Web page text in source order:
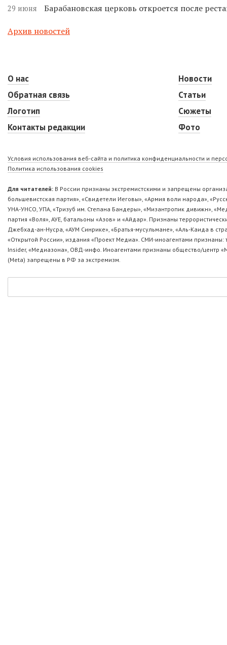
29 июня Барабановская церковь откроется после
Архив новостей
О нас
Обратная связь
Логотип
Контакты редакции
Новости
Статьи
Сюжеты
Фото
Условия использования веб-сайта и политика конфиденциальности и
Политика использования cookies
Для читателей: В России признаны экстремистскими и запрещены
большевистская партия», «Свидетели Иеговы», «Армия воли народа»,
УНА-УНСО, УПА, «Тризуб им. Степана Бандеры», «Мизантропик дивижн»,
партия «Воля», АУЕ, батальоны «Азов» и «Айдар». Признаны
Джебхад-ан-Нусра, «АУМ Синрике», «Братья-мусульмане», «Аль-Каида в
«Открытой России», издания «Проект Медиа». СМИ-иноагентами
Insider, «Медиазона», ОВД-инфо. Иноагентами признаны общество/центр
(Metа) запрещены в РФ за экстремизм.